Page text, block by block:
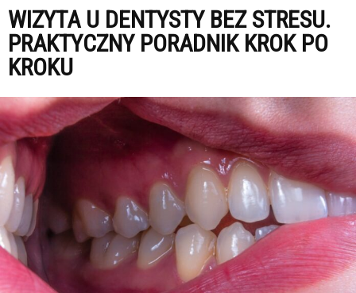
WIZYTA U DENTYSTY BEZ STRESU.
PRAKTYCZNY PORADNIK KROK PO
KROKU